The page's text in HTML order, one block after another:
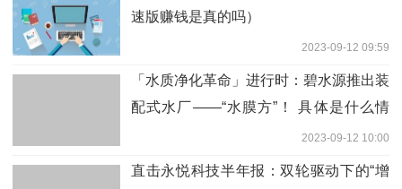
速版赚钱是真的吗）
2023-09-12 09:59
「水质净化革命」进行时：碧水源推出装
配式水厂——“水膜方”！ 具体是什么情
2023-09-12 10:00
直击永悦科技半年报：双轮驱动下的“增